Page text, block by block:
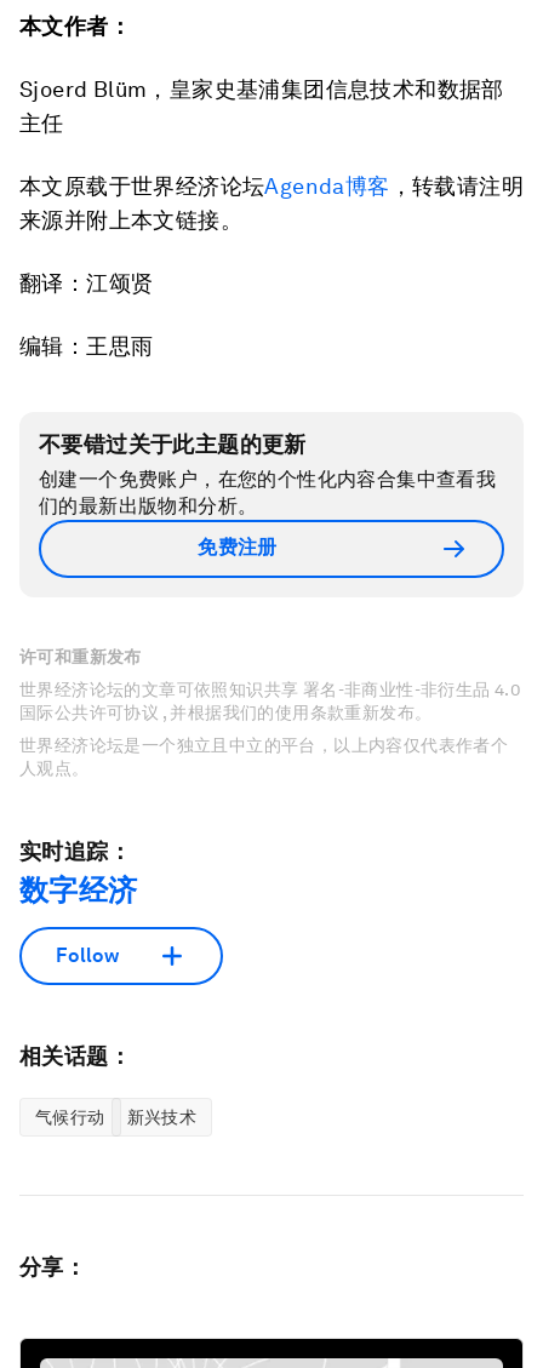
本文作者：
Sjoerd Blüm，皇家史基浦集团信息技术和数据部
主任
本文原载于世界经济论坛Agenda博客 ，转载请注明
来源并附上本文链接。
翻译：江颂贤
编辑：王思雨
不要错过关于此主题的更新
创建一个免费账户，在您的个性化内容合集中查看我
们的最新出版物和分析。
免费注册
许可和重新发布
世界经济论坛的文章可依照知识共享 署名-非商业性-非衍生品 4.0
国际公共许可协议 , 并根据我们的使用条款重新发布。
世界经济论坛是一个独立且中立的平台，以上内容仅代表作者个
人观点。
实时追踪：
数字经济
Follow
相关话题：
气候行动 新兴技术
分享：